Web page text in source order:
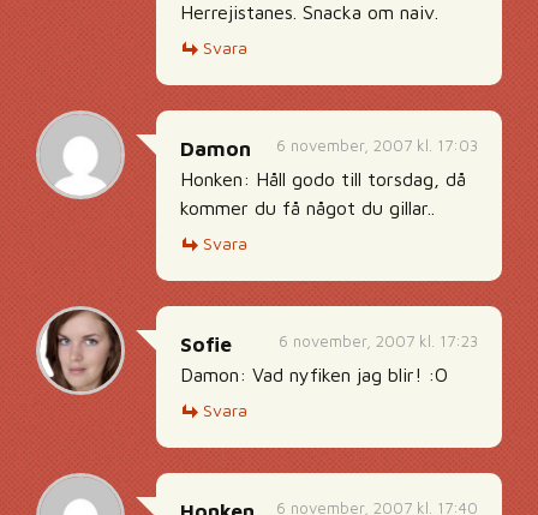
Herrejistanes. Snacka om naiv.
Svara
6 november, 2007 kl. 17:03
Damon
Honken: Håll godo till torsdag, då
kommer du få något du gillar..
Svara
6 november, 2007 kl. 17:23
Sofie
Damon: Vad nyfiken jag blir! :O
Svara
6 november, 2007 kl. 17:40